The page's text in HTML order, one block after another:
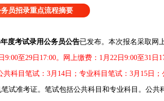
员招录重点流程摘要
度考试录用公务员公告已发布。本次报名采取网
9:00至29日17:00。网上缴费：1月22日9:00至31日
共科目笔试：3月14日；专业科目笔试：3月15日；
试准考证。笔试包括公共科目和专业科目。公共